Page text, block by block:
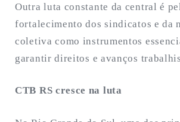
Outra luta constante da central é
fortalecimento dos sindicatos e da
coletiva como instrumentos
garantir direitos e avanços
CTB RS cresce na luta